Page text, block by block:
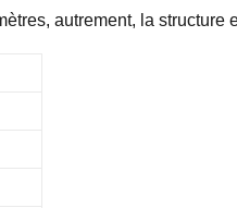
autrement, la structure